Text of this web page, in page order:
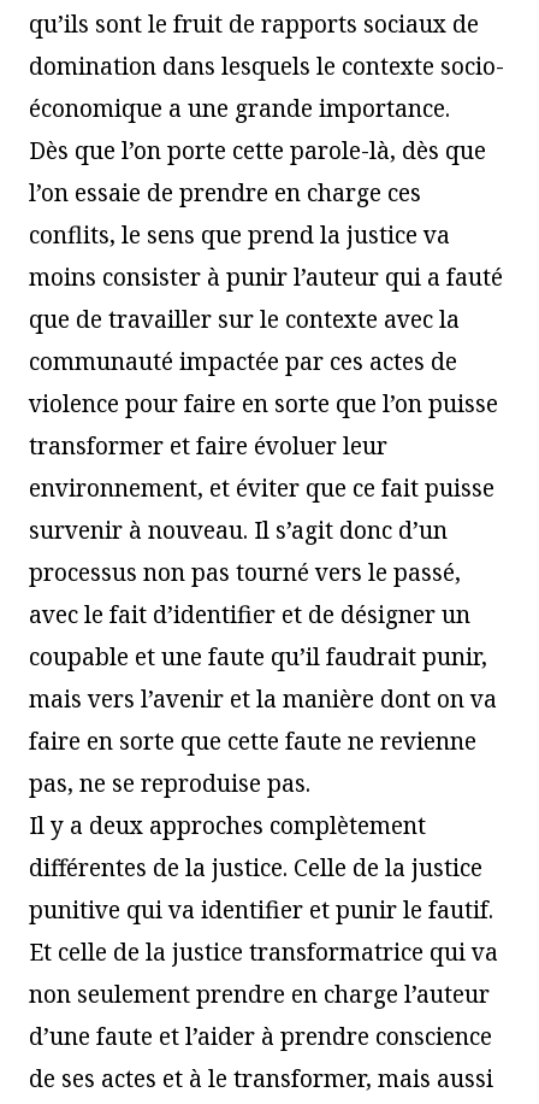
qu’ils sont le fruit de rapports sociaux de
domination dans lesquels le contexte socio-
économique a une grande importance.
Dès que l’on porte cette parole-là, dès que
l’on essaie de prendre en charge ces
conflits, le sens que prend la justice va
moins consister à punir l’auteur qui a fauté
que de travailler sur le contexte avec la
communauté impactée par ces actes de
violence pour faire en sorte que l’on puisse
transformer et faire évoluer leur
environnement, et éviter que ce fait puisse
survenir à nouveau. Il s’agit donc d’un
processus non pas tourné vers le passé,
avec le fait d’identifier et de désigner un
coupable et une faute qu’il faudrait punir,
mais vers l’avenir et la manière dont on va
faire en sorte que cette faute ne revienne
pas, ne se reproduise pas.
Il y a deux approches complètement
différentes de la justice. Celle de la justice
punitive qui va identifier et punir le fautif.
Et celle de la justice transformatrice qui va
non seulement prendre en charge l’auteur
d’une faute et l’aider à prendre conscience
de ses actes et à le transformer, mais aussi